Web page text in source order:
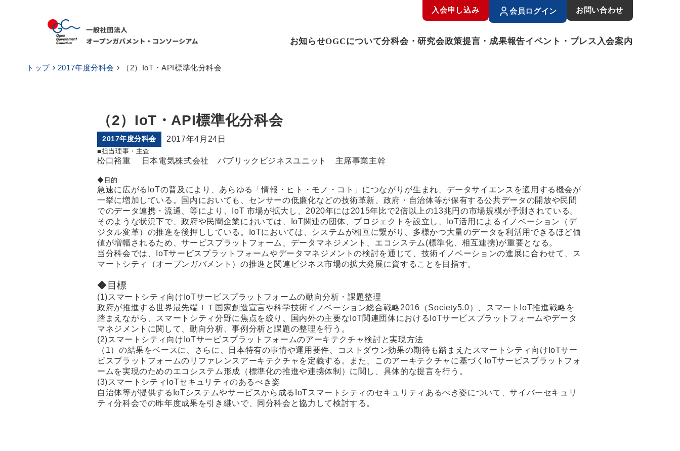
お知らせOGCについて分科会・研究会政策提言・成果報告イベント・プレス 入会案内
入会申し込み 会員ログイン お問い合わせ
トップ 2017年度分科会 （2）IoT・API標準化分科会
（2）IoT・API標準化分科会
2017年度分科会 2017年4月24日
■担当理事・主査
松口裕重 日本電気株式会社 パブリックビジネスユニット 主席事業主幹
◆目的
急速に広がるIoTの普及により、あらゆる「情報・ヒト・モノ・コト」につながりが生まれ、データサイエンスを適用する機会が
一挙に増加している。国内においても、センサーの低廉化などの技術革新、政府・自治体等が保有する公共データの開放や民間
でのデータ連携・流通、等により、IoT 市場が拡大し、2020年には2015年比で2倍以上の13兆円の市場規模が予測されている。
そのような状況下で、政府や民間企業においては、IoT関連の団体、プロジェクトを設立し、IoT活用によるイノベーション（デ
ジタル変革）の推進を後押ししている。IoTにおいては、システムが相互に繋がり、多様かつ大量のデータを利活用できるほど価
値が増幅されるため、サービスプラットフォーム、データマネジメント、エコシステム(標準化、相互連携)が重要となる。
当分科会では、IoTサービスプラットフォームやデータマネジメントの検討を通じて、技術イノベーションの進展に合わせて、ス
マートシティ（オープンガバメント）の推進と関連ビジネス市場の拡大発展に資することを目指す。
◆目標
(1)スマートシティ向けIoTサービスプラットフォームの動向分析・課題整理
政府が推進する世界最先端ＩＴ国家創造宣言や科学技術イノベーション総合戦略2016（Society5.0）、スマートIoT推進戦略を
踏まえながら、スマートシティ分野に焦点を絞り、国内外の主要なIoT関連団体におけるIoTサービスプラットフォームやデータ
マネジメントに関して、動向分析、事例分析と課題の整理を行う。
(2)スマートシティ向けIoTサービスプラットフォームのアーキテクチャ検討と実現方法
（1）の結果をベースに、さらに、日本特有の事情や運用要件、コストダウン効果の期待も踏まえたスマートシティ向けIoTサー
ビスプラットフォームのリファレンスアーキテクチャを定義する。また、このアーキテクチャに基づくIoTサービスプラットフォ
ームを実現のためのエコシステム形成（標準化の推進や連携体制）に関し、具体的な提言を行う。
(3)スマートシティIoTセキュリティのあるべき姿
自治体等が提供するIoTシステムやサービスから成るIoTスマートシティのセキュリティあるべき姿について、サイバーセキュリ
ティ分科会での昨年度成果を引き継いで、同分科会と協力して検討する。